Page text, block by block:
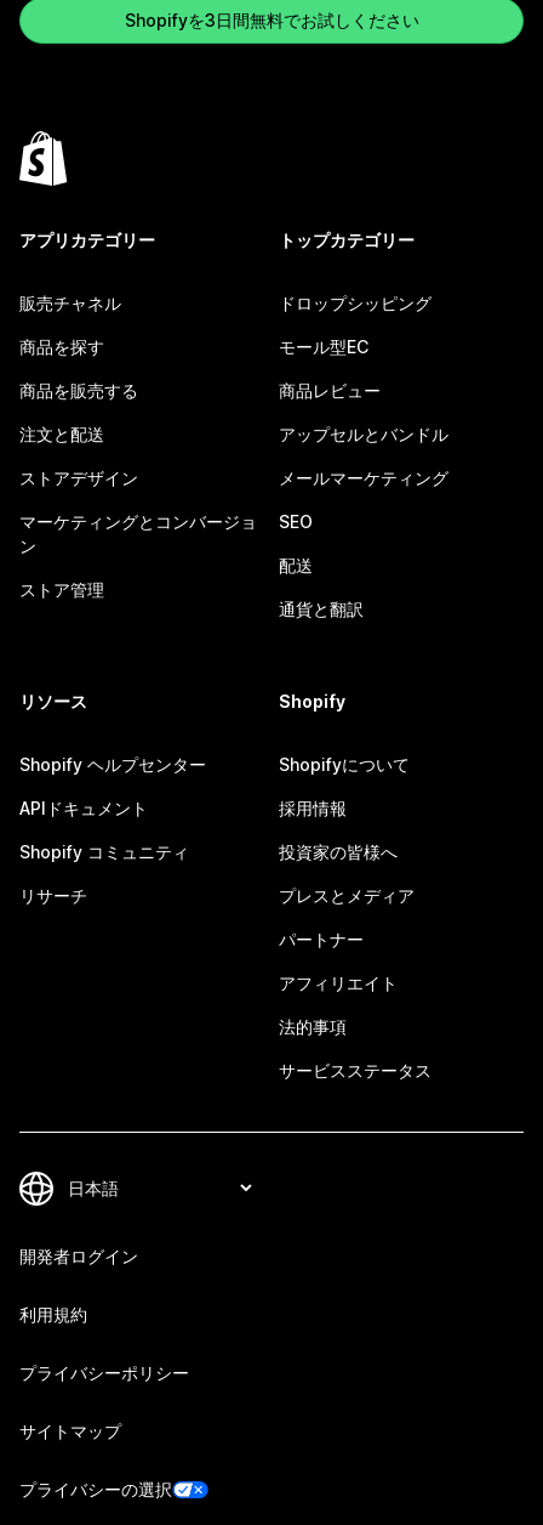
Shopifyを3日間無料でお試しください
アプリカテゴリー
販売チャネル
商品を探す
商品を販売する
注文と配送
ストアデザイン
マーケティングとコンバージョ
ン
ストア管理
トップカテゴリー
ドロップシッピング
モール型EC
商品レビュー
アップセルとバンドル
メールマーケティング
SEO
配送
通貨と翻訳
リソース
Shopify ヘルプセンター
APIドキュメント
Shopify コミュニティ
リサーチ
Shopify
Shopifyについて
採用情報
投資家の皆様へ
プレスとメディア
パートナー
アフィリエイト
法的事項
サービスステータス
開発者ログイン
利用規約
プライバシーポリシー
サイトマップ
プライバシーの選択